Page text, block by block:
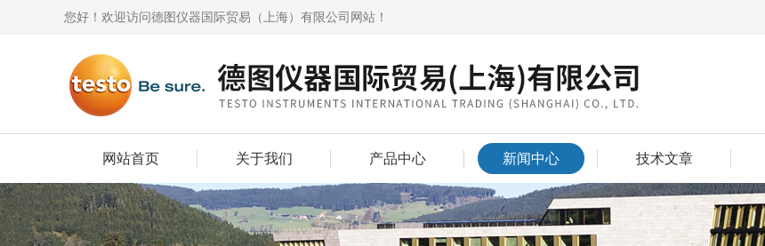
您好！欢迎访问德图仪器国际贸易（上海）有限公司网站！
网站首页 关于我们 产品中心 新闻中心 技术文章